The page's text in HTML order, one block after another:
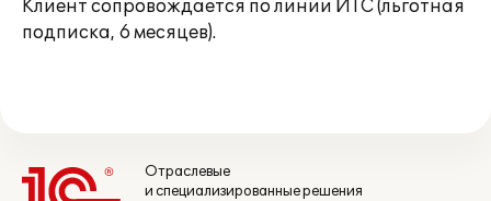
Клиент сопровождается по линии ИТС (льготная
подписка, 6 месяцев).
Отраслевые
и специализированные решения